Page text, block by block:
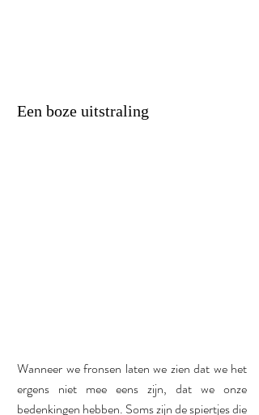
Een boze uitstraling
Wanneer we fronsen laten we zien dat we het
ergens niet mee eens zijn, dat we onze
bedenkingen hebben. Soms zijn de spiertjes die